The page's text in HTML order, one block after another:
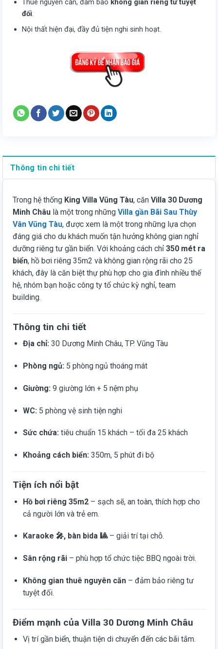
Thuê nguyên căn, đảm bảo không gian riêng tư tuyệt
đối.
Nội thất hiện đại, đầy đủ tiện nghi sinh hoạt.
Thông tin chi tiết
Trong hệ thống King Villa Vũng Tàu, căn Villa 30 Dương
Minh Châu là một trong những Villa gần Bãi Sau Thùy
Vân Vũng Tàu, được xem là một trong những lựa chọn
đáng giá cho du khách muốn tận hưởng không gian nghỉ
dưỡng riêng tư gần biển. Với khoảng cách chỉ 350 mét ra
biển, hồ bơi riêng 35m2 và không gian rộng rãi cho 25
khách, đây là căn biệt thự phù hợp cho gia đình nhiều thế
hệ, nhóm bạn hoặc công ty tổ chức kỳ nghỉ, team
building.
Thông tin chi tiết
Địa chỉ: 30 Dương Minh Châu, TP. Vũng Tàu
Phòng ngủ: 5 phòng ngủ thoáng mát
Giường: 9 giường lớn + 5 nệm phụ
WC: 5 phòng vệ sinh tiện nghi
Sức chứa: tiêu chuẩn 15 khách – tối đa 25 khách
Khoảng cách biển: 350m, 5 phút đi bộ
Tiện ích nổi bật
Hồ bơi riêng 35m2– sạch sẽ, an toàn, thích hợp cho
cả người lớn và trẻ em.
Karaoke 🎤, bàn bida 🎱– giải trí tại chỗ.
Sân rộng rãi– phù hợp tổ chức tiệc BBQ ngoài trời.
Không gian thuê nguyên căn– đảm bảo riêng tư
tuyệt đối.
Điểm mạnh của Villa 30 Dương Minh Châu
Vị trí gần biển, thuận tiện di chuyển đến các bãi tắm.